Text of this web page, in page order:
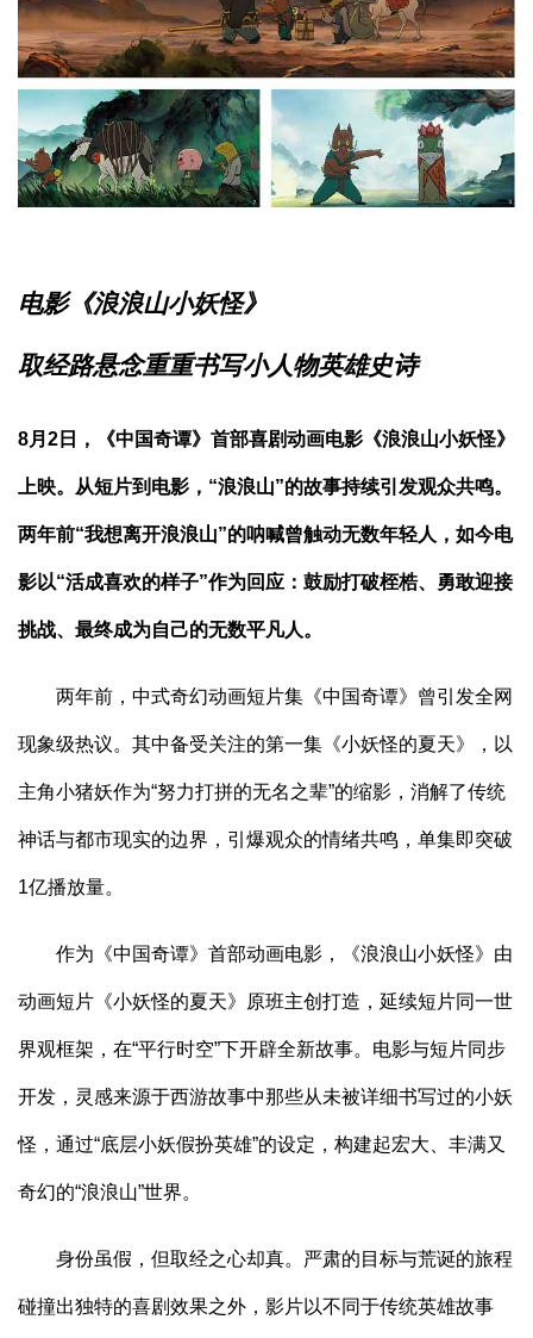
电影《浪浪山小妖怪》
取经路悬念重重书写小人物英雄史诗
8月2日，《中国奇谭》首部喜剧动画电影《浪浪山小妖怪》
上映。从短片到电影，“浪浪山”的故事持续引发观众共鸣。
两年前“我想离开浪浪山”的呐喊曾触动无数年轻人，如今电
影以“活成喜欢的样子”作为回应：鼓励打破桎梏、勇敢迎接
挑战、最终成为自己的无数平凡人。
两年前，中式奇幻动画短片集《中国奇谭》曾引发全网
现象级热议。其中备受关注的第一集《小妖怪的夏天》，以
主角小猪妖作为“努力打拼的无名之辈”的缩影，消解了传统
神话与都市现实的边界，引爆观众的情绪共鸣，单集即突破
1亿播放量。
作为《中国奇谭》首部动画电影，《浪浪山小妖怪》由
动画短片《小妖怪的夏天》原班主创打造，延续短片同一世
界观框架，在“平行时空”下开辟全新故事。电影与短片同步
开发，灵感来源于西游故事中那些从未被详细书写过的小妖
怪，通过“底层小妖假扮英雄”的设定，构建起宏大、丰满又
奇幻的“浪浪山”世界。
身份虽假，但取经之心却真。严肃的目标与荒诞的旅程
碰撞出独特的喜剧效果之外，影片以不同于传统英雄故事